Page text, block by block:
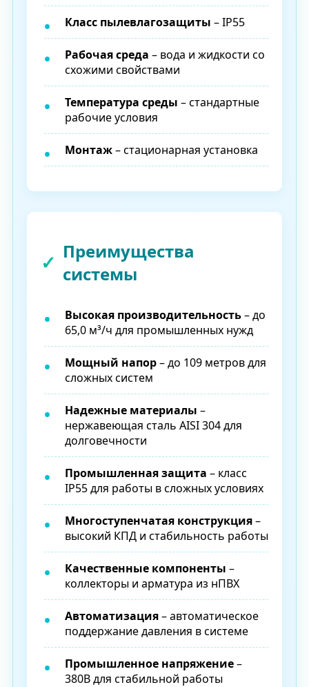
Класс пылевлагозащиты – IP55
Рабочая среда – вода и жидкости со
схожими свойствами
Температура среды – стандартные
рабочие условия
Монтаж– стационарная установка
Преимущества
системы
Высокая производительность– до
65,0 м³/ч для промышленных нужд
Мощный напор– до 109 метров для
сложных систем
Надежные материалы –
нержавеющая сталь AISI 304 для
долговечности
Промышленная защита – класс
IP55 для работы в сложных условиях
Многоступенчатая конструкция–
высокий КПД и стабильность работы
Качественные компоненты –
коллекторы и арматура из нПВХ
Автоматизация– автоматическое
поддержание давления в системе
Промышленное напряжение–
380В для стабильной работы